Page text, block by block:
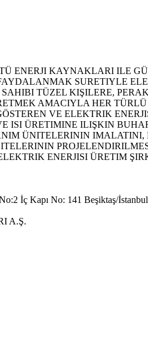
ENERJI KAYNAKLARI ILE
SURETIYLE
TÜZEL KIŞILERE,
AMACIYLA HER
VE ELEKTRIK
ISI ÜRETIMINE ILIŞKIN
ÜNITELERININ
ENERJISI ÜRETIM
İç Kapı No: 141 Beşiktaş/İstanbul
A.Ş.